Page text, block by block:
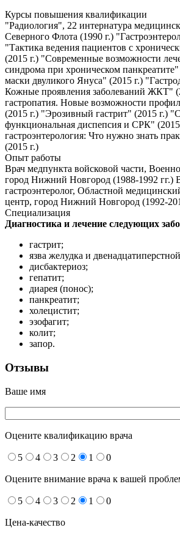
Курсы повышения квалификации
"Радиология", 22 интернатура
Северного Флота (1990 г.)
"Тактика ведения пациентов с
(2015 г.) "Современные возможности
синдрома при хроническом
маски двуликого Януса" (2015 г.)
Кожные проявления заболеваний ЖКТ"
гастропатия. Новые возможности
(2015 г.) "Эрозивный гастрит" (2015 г.)
функциональная диспепсия и СРК"
гастроэнтерология: Что нужно знать
(2015 г.)
Опыт работы
Врач медпункта войсковой части,
город Нижний Новгород (1988-1992 гг.)
гастроэнтеролог, Областной
центр, город Нижний Новгород (1992-
Специализация
Диагностика и лечение следующих
гастрит;
язва желудка и
дисбактериоз;
гепатит;
диарея (понос);
панкреатит;
холецистит;
эзофагит;
колит;
запор.
Отзывы
Ваше имя
Оцените квалификацию врача
5 4 3 2 1 0
Оцените внимание врача к вашей
5 4 3 2 1 0
Цена-качество